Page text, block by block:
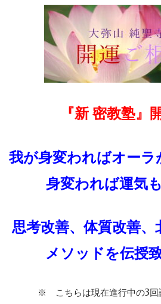
『新 密教塾』
我が身変わればオー
身変われば運気
思考改善、体質改善、
メソッドを伝授
※ こちらは現在進行中の3回